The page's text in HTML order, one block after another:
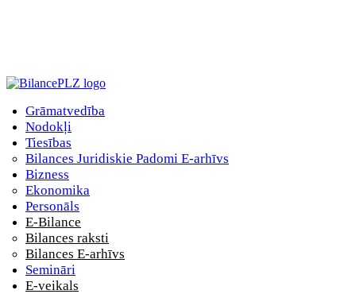
Grāmatvedība
Nodokļi
Tiesības
Bilances Juridiskie Padomi E-arhīvs
Bizness
Ekonomika
Personāls
E-Bilance
Bilances raksti
Bilances E-arhīvs
Semināri
E-veikals